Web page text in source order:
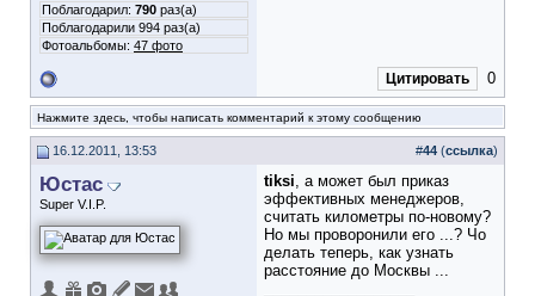
Поблагодарил: 790 раз(а)
Поблагодарили 994 раз(а)
Фотоальбомы: 47 фото
Цитировать 0
Нажмите здесь, чтобы написать комментарий к этому сообщению
16.12.2011, 13:53 #44 (ссылка)
Юстас
Super V.I.P.
tiksi, а может был приказ
эффективных менеджеров,
считать километры по-новому?
Но мы проворонили его ...? Чо
делать теперь, как узнать
расстояние до Москвы ...